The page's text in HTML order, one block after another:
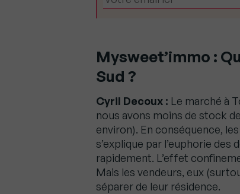
Mysweet’immo :
Sud ?
Cyril Decoux : Le marché à
nous avons moins de stock
environ). En conséquence,
s’explique par l’euphorie
rapidement. L’effet
Mais les vendeurs, eux
séparer de leur résidence.